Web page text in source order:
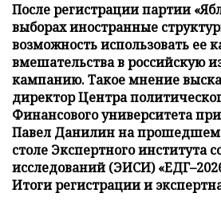
После регистрации партии
выборах иностранные
возможность использовать ее
вмешательства в российскую
кампанию. Такое мнение
директор Центра
Финансового университета
Павел Данилин на прошедшем
столе Экспертного института
исследований (ЭИСИ)
Итоги регистрации и